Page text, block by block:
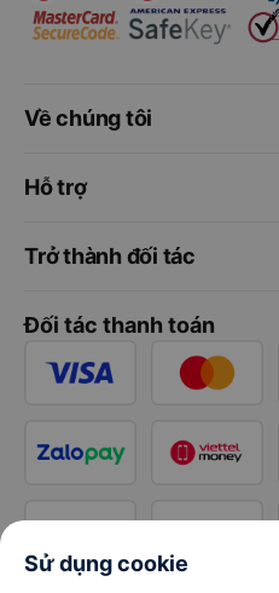
Về chúng tôi
Hỗ trợ
Trở thành đối tác
Đối tác thanh toán
Sử dụng cookie